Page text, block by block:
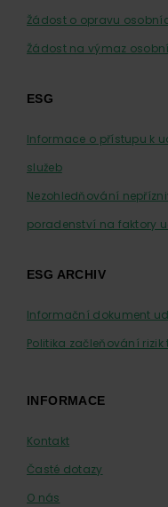
Žádost o opravu
Žádost na výmaz
ESG
Informace o přístupu k
služeb
Nezohledňování
poradenství na faktory
ESG ARCHIV
Informační dokument
Politika začleňování
INFORMACE
Kontakt
Časté dotazy
O nás